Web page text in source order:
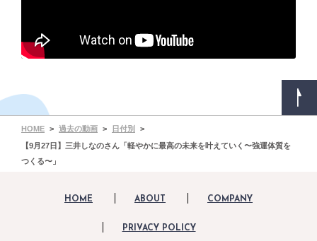
HOME 過去の動画
日付別
【9月27日】三井しなのさん「軽やかに最高の未来を叶えていく〜強運体質を
つくる〜」
HOME ABOUT COMPANY
PRIVACY POLICY